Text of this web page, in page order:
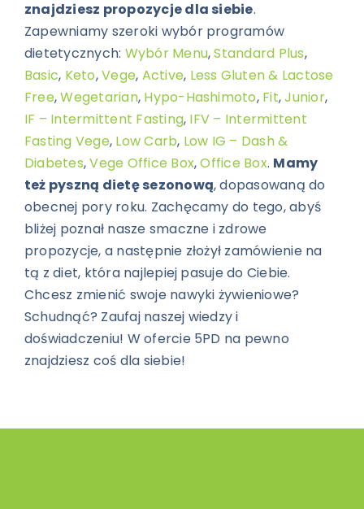
znajdziesz propozycje dla siebie.
Zapewniamy szeroki wybór programów
dietetycznych: Wybór Menu,Standard Plus,
Basic, Keto,Vege, Active, Less Gluten & Lactose
Free,Wegetarian, Hypo-Hashimoto, Fit,Junior,
IF – Intermittent Fasting, IFV – Intermittent
Fasting Vege, Low Carb, Low IG – Dash &
Diabetes,Vege Office Box,Office Box. Mamy
też pyszną dietę sezonową, dopasowaną do
obecnej pory roku. Zachęcamy do tego, abyś
bliżej poznał nasze smaczne i zdrowe
propozycje, a następnie złożył zamówienie na
tą z diet, która najlepiej pasuje do Ciebie.
Chcesz zmienić swoje nawyki żywieniowe?
Schudnąć? Zaufaj naszej wiedzy i
doświadczeniu! W ofercie 5PD na pewno
znajdziesz coś dla siebie!